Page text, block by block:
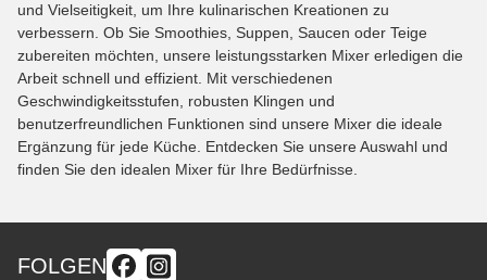
und Vielseitigkeit, um Ihre kulinarischen Kreationen zu
verbessern. Ob Sie Smoothies, Suppen, Saucen oder Teige
zubereiten möchten, unsere leistungsstarken Mixer erledigen die
Arbeit schnell und effizient. Mit verschiedenen
Geschwindigkeitsstufen, robusten Klingen und
benutzerfreundlichen Funktionen sind unsere Mixer die ideale
Ergänzung für jede Küche. Entdecken Sie unsere Auswahl und
finden Sie den idealen Mixer für Ihre Bedürfnisse.
FOLGEN